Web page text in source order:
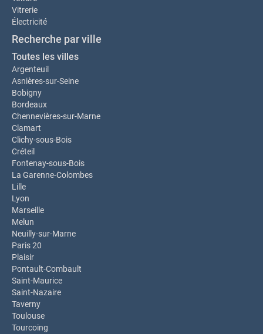
Vitrerie
Électricité
Recherche par ville
Toutes les villes
Argenteuil
Asnières-sur-Seine
Bobigny
Bordeaux
Chennevières-sur-Marne
Clamart
Clichy-sous-Bois
Créteil
Fontenay-sous-Bois
La Garenne-Colombes
Lille
Lyon
Marseille
Melun
Neuilly-sur-Marne
Paris 20
Plaisir
Pontault-Combault
Saint-Maurice
Saint-Nazaire
Taverny
Toulouse
Tourcoing